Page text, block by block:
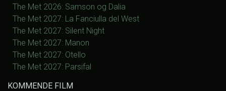
The Met 2026: Samson og Dalia
The Met 2027: La Fanciulla del West
The Met 2027: Silent Night
The Met 2027: Manon
The Met 2027: Otello
The Met 2027: Parsifal
KOMMENDE FILM